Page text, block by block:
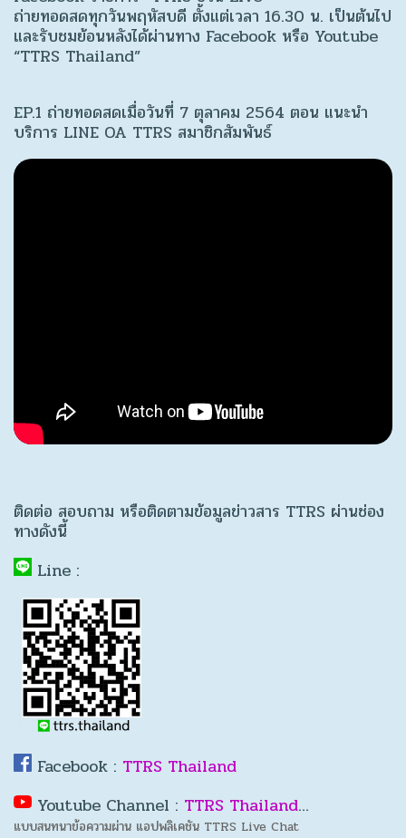
ถ่ายทอดสดทุกวันพฤหัสบดี ตั้งแต่เวลา 16.30 น. เป็นต้นไป
และรับชมย้อนหลังได้ผ่านทาง Facebook หรือ Youtube
“TTRS Thailand”
EP.1 ถ่ายทอดสดเมื่อวันที่ 7 ตุลาคม 2564 ตอน แนะนำ
บริการ LINE OA TTRS สมาชิกสัมพันธ์
ติดต่อ สอบถาม หรือติดตามข้อมูลข่าวสาร TTRS ผ่านช่อง
ทางดังนี้
Line :
Facebook : TTRS Thailand
Youtube Channel : TTRS Thailand…
แบบสนทนาข้อความผ่าน แอปพลิเคชัน TTRS Live Chat